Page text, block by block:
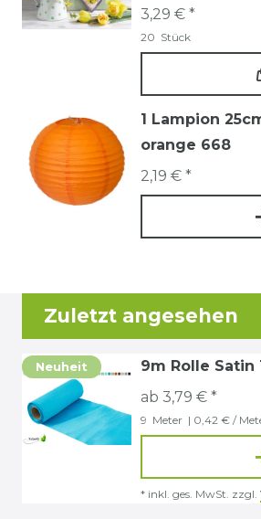
3,29 € *
20 Stück
1 Lampion
orange 668
2,19 € *
Zuletzt angesehen
Neuheit
9m Rolle Satin
ab 3,79 € *
9 Meter | 0,42 € /
* inkl. ges. MwSt. zzgl.